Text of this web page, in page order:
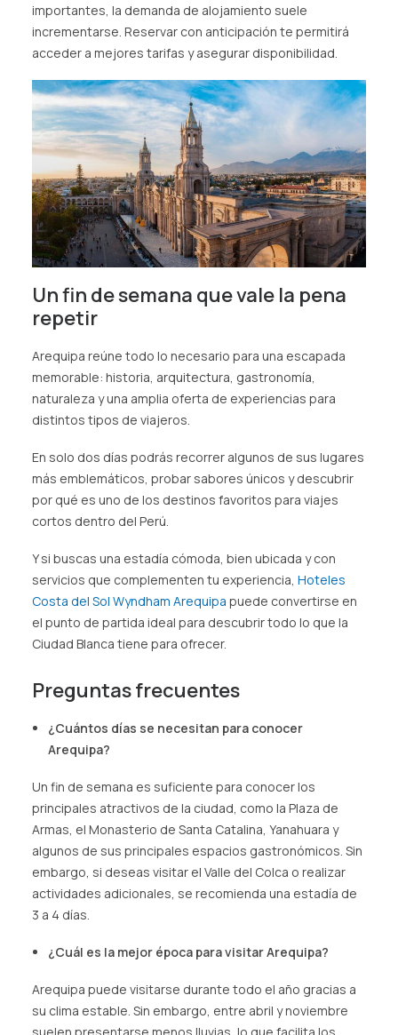
importantes, la demanda de alojamiento suele
incrementarse. Reservar con anticipación te permitirá
acceder a mejores tarifas y asegurar disponibilidad.
Un fin de semana que vale la pena
repetir
Arequipa reúne todo lo necesario para una escapada
memorable: historia, arquitectura, gastronomía,
naturaleza y una amplia oferta de experiencias para
distintos tipos de viajeros.
En solo dos días podrás recorrer algunos de sus lugares
más emblemáticos, probar sabores únicos y descubrir
por qué es uno de los destinos favoritos para viajes
cortos dentro del Perú.
Y si buscas una estadía cómoda, bien ubicada y con
servicios que complementen tu experiencia, Hoteles
Costa del Sol Wyndham Arequipa puede convertirse en
el punto de partida ideal para descubrir todo lo que la
Ciudad Blanca tiene para ofrecer.
Preguntas frecuentes
¿Cuántos días se necesitan para conocer
Arequipa?
Un fin de semana es suficiente para conocer los
principales atractivos de la ciudad, como la Plaza de
Armas, el Monasterio de Santa Catalina, Yanahuara y
algunos de sus principales espacios gastronómicos. Sin
embargo, si deseas visitar el Valle del Colca o realizar
actividades adicionales, se recomienda una estadía de
3 a 4 días.
¿Cuál es la mejor época para visitar Arequipa?
Arequipa puede visitarse durante todo el año gracias a
su clima estable. Sin embargo, entre abril y noviembre